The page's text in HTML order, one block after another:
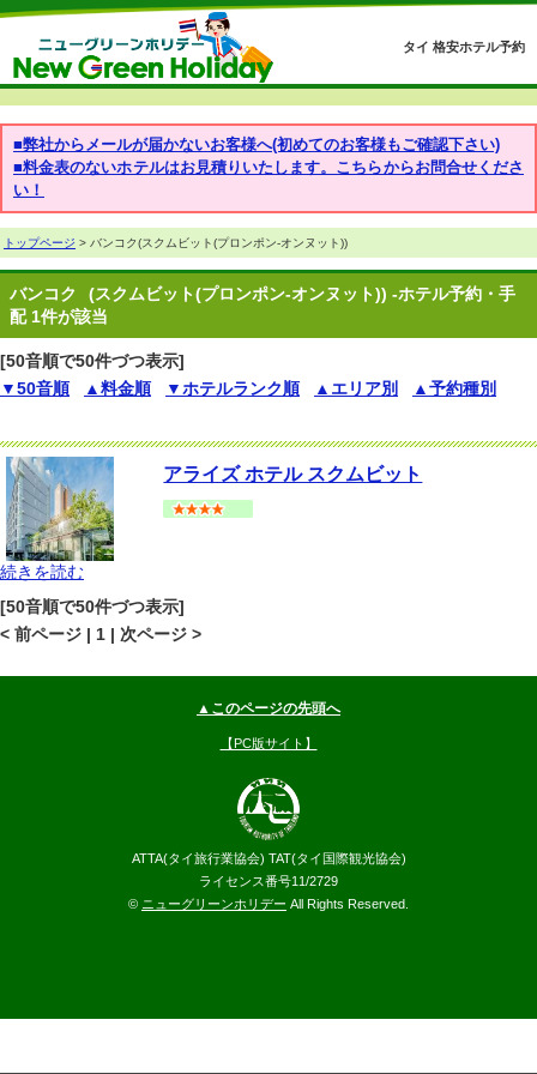
タイ 格安ホテル予約
■弊社からメールが届かないお客様へ(初めてのお客様もご確認下さい)
■料金表のないホテルはお見積りいたします。こちらからお問合せくださ
い！
トップページ > バンコク(スクムビット(プロンポン-オンヌット))
バンコク
(スクムビット(プロンポン-オンヌット)) -ホテル予約・手
配 1件が該当
[50音順で50件づつ表示]
▼50音順
▲料金順 ▼ホテルランク順 ▲エリア別 ▲予約種別
アライズ ホテル スクムビット
続きを読む
[50音順で50件づつ表示]
< 前ページ | 1 | 次ページ >
▲このページの先頭へ
【PC版サイト】
ATTA(タイ旅行業協会) TAT(タイ国際観光協会)
ライセンス番号11/2729
© ニューグリーンホリデー All Rights Reserved.